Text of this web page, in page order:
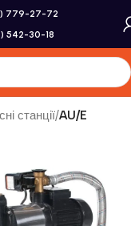
779-27-72
542-30-18
станції/AU/E